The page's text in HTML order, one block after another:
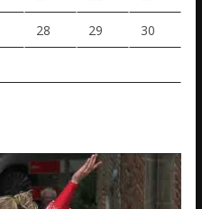
28 29 30